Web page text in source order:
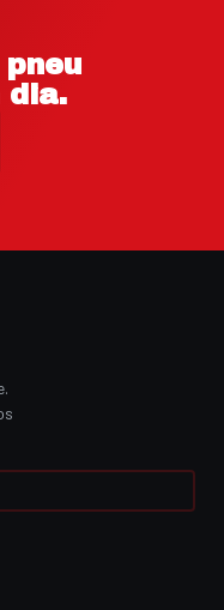
dia.